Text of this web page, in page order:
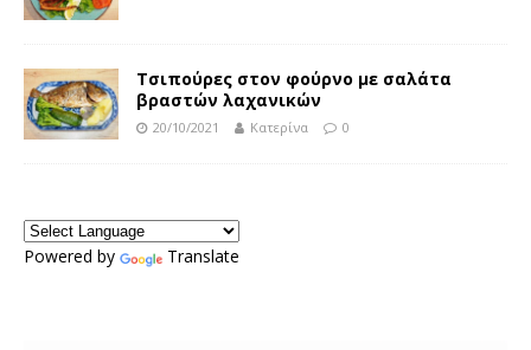
Τσιπούρες στον φούρνο με σαλάτα
βραστών λαχανικών
20/10/2021 Κατερίνα 0
Powered by Translate